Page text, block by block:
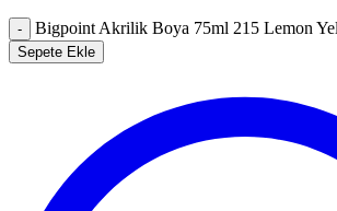
- Bigpoint Akrilik Boya 75ml 215 Lemon
Sepete Ekle